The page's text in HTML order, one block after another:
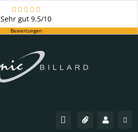
Sehr gut 9.5/10
Bewertungen